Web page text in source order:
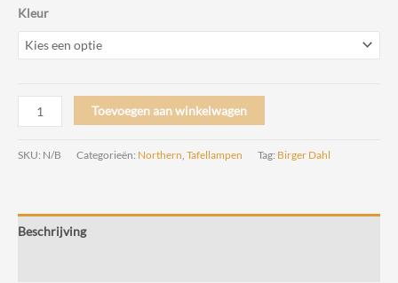
Kleur
Birdy
Tafellamp
Design
by
Northern
Toevoegen aan winkelwagen
SKU: N/B Categorieën: Northern, Tafellampen Tag: Birger Dahl
Beschrijving